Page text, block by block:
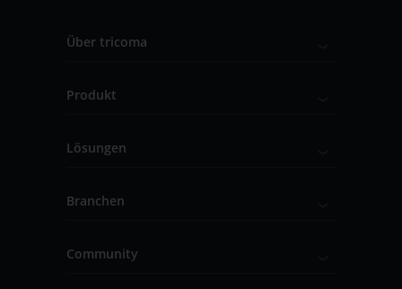
Über tricoma
Produkt
Lösungen
Branchen
Community